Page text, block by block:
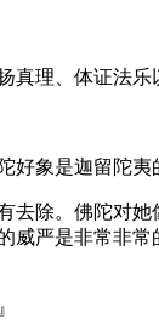
、体证法乐
是迦留陀夷
。佛陀对
严是非常非